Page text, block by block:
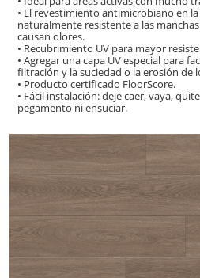
• El revestimiento antimicrobiano en
naturalmente resistente a las
causan olores.
• Recubrimiento UV para mayor
• Agregar una capa UV especial para
filtración y la suciedad o la erosión de
• Producto certificado FloorScore.
• Fácil instalación: deje caer, vaya,
pegamento ni ensuciar.